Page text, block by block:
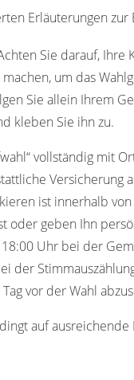
Erläuterungen zur
Sie darauf,
um das
Sie allein Ihrem
kleben Sie ihn zu.
vollständig mit
Versicherung
ist innerhalb
oder geben Ihn
Uhr bei der
der
vor der Wahl
auf